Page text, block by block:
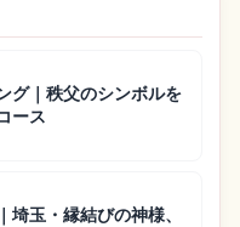
グ｜秩父のシンボルを
ース
埼玉・縁結びの神様、